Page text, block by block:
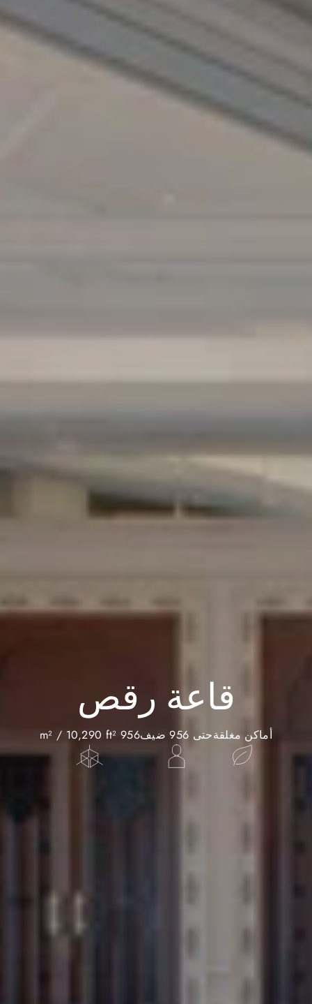
قاعة رقص
أماكن مغلقةحتى 956 ضيف 956 m² / 10,290 ft²